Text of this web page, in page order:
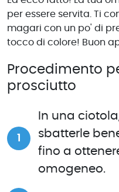
per essere servita. Ti
magari con un po' di
tocco di colore! Buon
Procedimento
prosciutto
In una
sbatterle
fino a
omogeneo.